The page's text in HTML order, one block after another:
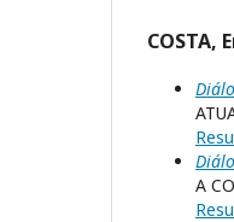
COSTA,
A